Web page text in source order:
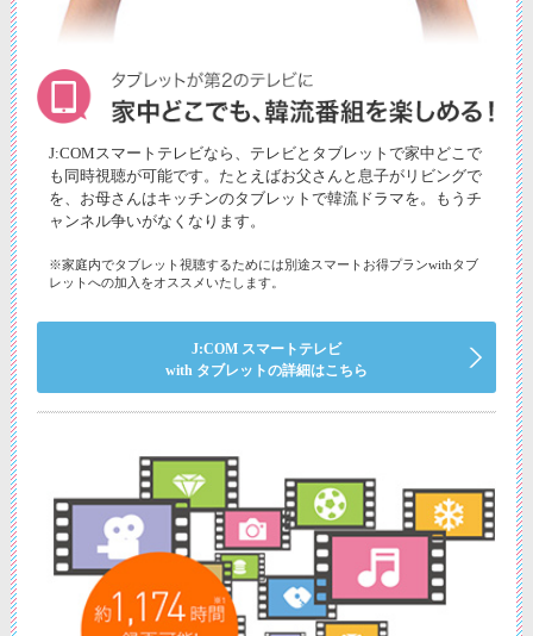
J:COMスマートテレビなら、テレビとタブレットで家中どこで
も同時視聴が可能です。たとえばお父さんと息子がリビングで
を、お母さんはキッチンのタブレットで韓流ドラマを。もうチ
ャンネル争いがなくなります。
※家庭内でタブレット視聴するためには別途スマートお得プランwithタブ
レットへの加入をオススメいたします。
J:COM スマートテレビ
with タブレットの詳細はこちら